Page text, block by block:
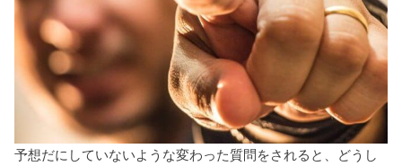
予想だにしていないような変わった質問をされると、どうし